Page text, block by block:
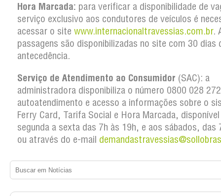
Hora Marcada: para verificar a disponibilidade de
serviço exclusivo aos condutores de veículos é
acessar o site www.internacionaltravessias.com.br.
passagens são disponibilizadas no site com 30 dias
antecedência.
Serviço de Atendimento ao Consumidor (SAC): a
administradora disponibiliza o número 0800 028
autoatendimento e acesso a informações sobre o
Ferry Card, Tarifa Social e Hora Marcada,
segunda a sexta das 7h às 19h, e aos sábados, das
ou através do e-mail